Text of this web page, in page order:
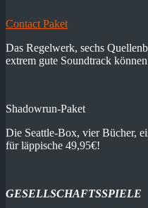
Contact Paket
Das Regelwerk, sechs
extrem gute Soundtrack
Shadowrun-Paket
Die Seattle-Box, vier Bücher,
für läppische 49,95€!
GESELLSCHAFTSSPIELE